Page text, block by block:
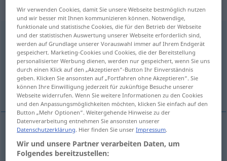
„podbramkowy“
podbramkowy
Übersicht aller Übersetzungen
(Für mehr Details die Übersetzung anklicken/antippen)
Tor-
Tor- podbramkowy SPORT
Wir verwenden Cookies, damit Sie unsere Webseite bestmöglich nutzen
und wir besser mit Ihnen kommunizieren können. Notwendige,
funktionale und statistische Cookies, die für den Betrieb der Webseite
und der statistischen Auswertung unserer Webseite erforderlich sind,
werden auf Grundlage unserer Vorauswahl immer auf Ihrem Endgerät
gespeichert. Marketing-Cookies und Cookies, die der Bereitstellung
personalisierter Werbung dienen, werden nur gespeichert, wenn Sie uns
durch einen Klick auf den „Akzeptieren“-Button Ihr Einverständnis
geben. Klicken Sie ansonsten auf „Fortfahren ohne Akzeptieren“. Sie
können Ihre Einwilligung jederzeit für zukünftige Besuche unserer
Webseite widerrufen. Wenn Sie weitere Informationen zu den Cookies
und den Anpassungsmöglichkeiten möchten, klicken Sie einfach auf den
Button „Mehr Optionen“. Weitergehende Hinweise zu der
Datenverarbeitung entnehmen Sie ansonsten unserer
Datenschutzerklärung. Hier finden Sie unserImpressum.
Wir und unsere Partner verarbeiten Daten, um
Folgendes bereitzustellen: